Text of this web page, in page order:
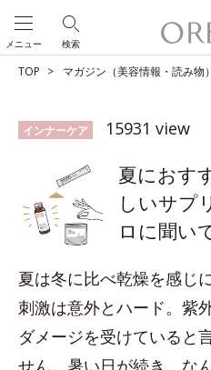
検索
メニュー
TOP マガジン（美容情報・読み物）
インナーケア 15931 view
夏におす
しいサプ
ロに聞い
夏は冬に比べ乾燥を感じ
刺激は意外とハード。紫
ダメージを受けていると
せん。暑い日が続き、な